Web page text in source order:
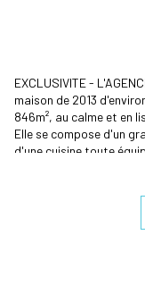
EXCLUSIVITE -
maison de 2013
846m², au calme et en
Elle se compose d'un
d'une cuisine toute
d'une suite parentale,
buanderie et d'une